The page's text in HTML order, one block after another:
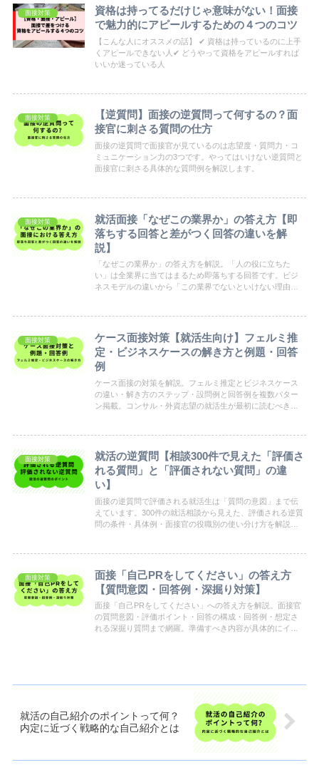
面接対策
資格は持ってるだけじゃ意味がない！面接
で魅力的にアピールするための４つのコツ
【こんな人にオススメの話】 ✔ 資格は持っているのに上手
くアピールできない人✔ どうやって資格をアピールすれば
いいか迷っている人
面接対策
【逆質問】面接の逆質問って何するの？面
接官に刺さる質問の仕方
面接の逆質問で面接官が見ているのは志望度・質問力・コ
ミュニケーション力の3つです。やってはいけない逆質問と
面接官に刺さる具体的な質問例を解説します。
面接対策
就活面接「なぜこの業界か」の答え方【即
落ちする回答と差がつく回答の違いを解
説】
「なぜこの業界か」の答え方を解説。「人の役に立ちた
い」は全業界に当てはまるため即落ちする回答です。ビジ
ネスモデルの違いから「この業界でないといけない理由」
面接対策
ケース面接対策【就活生向け】フェルミ推
定・ビジネスケースの解き方と例題・回答
例
ケース面接の対策を解説。フェルミ推定とビジネスケース
の違い・解き方のステップ・設問例と回答例を複数パター
ン掲載。コンサル・外資志望の就活生が最初に読むべき入
面接対策
就活の逆質問【相談300件で見えた「評価さ
れる質問」と「評価されない質問」の違
い】
面接の逆質問で評価される就活生は「質問の意図」まで伝
えています。300件の就活相談から見えた、評価される逆質
問の条件・具体例・面接官の役職別の使い分け方を解説し
面接対策
面接「自己PRをしてください」の答え方
【質問意図・回答例・深掘り対策】
面接「自己PRをしてください」への答え方を解説。面接官
の質問意図・評価ポイント・回答の構成・回答例・想定さ
れる深掘り質問まで網羅。準備すべき内容が具体的にイメ
就活の自己紹介のポイントって何？
内定に近づく戦略的な自己紹介とは